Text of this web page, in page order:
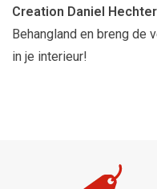
Creation Daniel Hechter
Behangland en breng de
in je interieur!